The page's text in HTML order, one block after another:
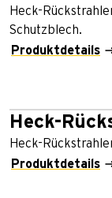
Heck-
Schutzblech.
Produktdetails
Heck-
Heck-
Produktdetails